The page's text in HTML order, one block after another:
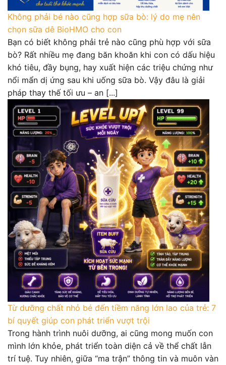
Không phải bé nào cũng hợp sữa bò: lý do mẹ nên
chọn sữa dê BioHMO cho con
Bạn có biết không phải trẻ nào cũng phù hợp với sữa
bò? Rất nhiều mẹ đang băn khoăn khi con có dấu hiệu
khó tiêu, đầy bụng, hay xuất hiện các triệu chứng như
nổi mẩn dị ứng sau khi uống sữa bò. Vậy đâu là giải
pháp thay thế tối ưu – an [...]
Từ dưỡng chất nhỏ bé đến tiềm năng lớn lao của trẻ: 7
bí quyết giúp con phát triển vượt trội
Trong hành trình nuôi dưỡng, ai cũng mong muốn con
mình lớn khỏe, phát triển toàn diện cả về thể chất lẫn
trí tuệ. Tuy nhiên, giữa “ma trận” thông tin và muôn vàn